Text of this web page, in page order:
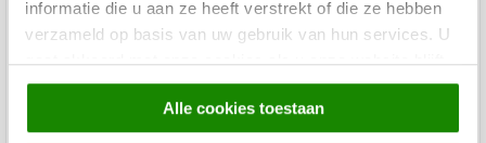
informatie die u aan ze heeft verstrekt of die ze hebben
verzameld op basis van uw gebruik van hun services. U
gaat akkoord met onze cookies als u onze website blijft
gebruiken.
Alle cookies toestaan
Lengte
230 cm